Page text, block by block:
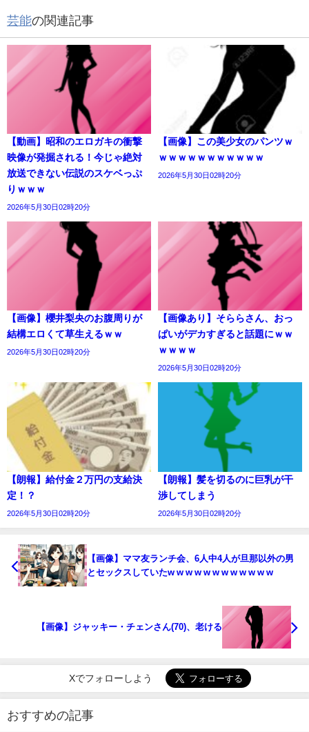
芸能の関連記事
【動画】昭和のエロガキの衝撃
映像が発掘される！今じゃ絶対
放送できない伝説のスケベっぷ
りｗｗｗ
2026年5月30日02時20分
【画像】この美少女のパンツｗ
ｗｗｗｗｗｗｗｗｗｗｗ
2026年5月30日02時20分
【画像】櫻井梨央のお腹周りが
結構エロくて草生えるｗｗ
2026年5月30日02時20分
【画像あり】そららさん、おっ
ぱいがデカすぎると話題にｗｗ
ｗｗｗｗ
2026年5月30日02時20分
【朗報】給付金２万円の支給決
定！？
2026年5月30日02時20分
【朗報】髪を切るのに巨乳が干
渉してしまう
2026年5月30日02時20分
【画像】ママ友ランチ会、6人中4人が旦那以外の男
とセックスしていたw w w w w w w w w w w w
【画像】ジャッキー・チェンさん(70)、老ける
Xでフォローしよう
おすすめの記事